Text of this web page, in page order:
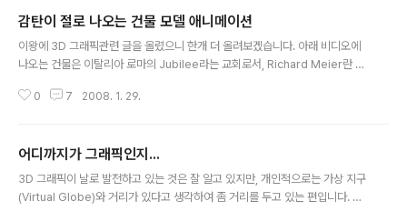
감탄이 절로 나오는 건물 모델 애니메이션
이왕에 3D 그래픽관련 글을 올렸으니 한개 더 올려보겠습니다. 아래 비디오에
나오는 건물은 이탈리아 로마의 Jubilee라는 교회로서, Richard Meier란 분
studio max 9 으로 애니메이션을 제작하였다고 합니다. 제작에 총 2개월이
어가 보시면 되고요, 고해상도 비디오를 보시고 싶으시면 http://www.megau
pload.com/?d=6DCSIAJ8에 들어가보시면 됩니다.(MEGAUPLOAD 화
면이 나타난 후, ???를 입력하세요 라는 부분에 지..
0 7 2008. 1. 29.
어디까지가 그래픽인지...
3D 그래픽이 날로 발전하고 있는 것은 잘 알고 있지만, 개인적으로는 가상 지구
(Virtual Globe)와 거리가 있다고 생각하여 좀 거리를 두고 있는 편입니다. 하